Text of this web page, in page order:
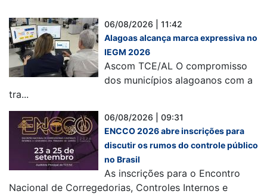
06/08/2026 | 11:42
Alagoas alcança marca expressiva no
IEGM 2026
Ascom TCE/AL O compromisso
dos municípios alagoanos com a
tra...
06/08/2026 | 09:31
ENCCO 2026 abre inscrições para
discutir os rumos do controle público
no Brasil
As inscrições para o Encontro
Nacional de Corregedorias, Controles Internos e